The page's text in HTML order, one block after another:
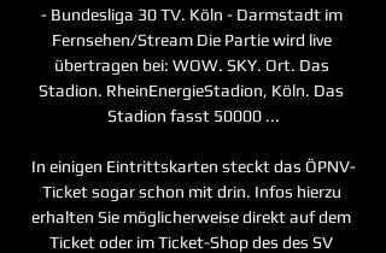
- Bundesliga 30 TV. Köln - Darmstadt im
Fernsehen/Stream Die Partie wird live
übertragen bei: WOW. SKY. Ort. Das
Stadion. RheinEnergieStadion, Köln. Das
Stadion fasst 50000 ...
In einigen Eintrittskarten steckt das ÖPNV-
Ticket sogar schon mit drin. Infos hierzu
erhalten Sie möglicherweise direkt auf dem
Ticket oder im Ticket-Shop des des SV